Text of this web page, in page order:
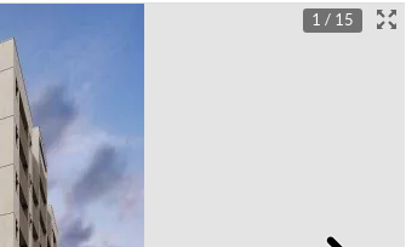
1 / 15